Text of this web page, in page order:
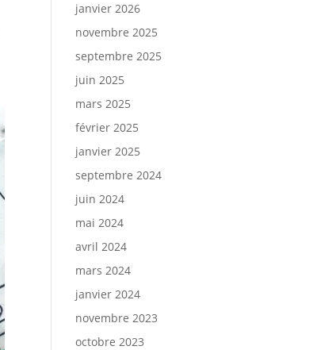
janvier 2026
novembre 2025
septembre 2025
juin 2025
mars 2025
février 2025
janvier 2025
septembre 2024
juin 2024
mai 2024
avril 2024
mars 2024
janvier 2024
novembre 2023
octobre 2023